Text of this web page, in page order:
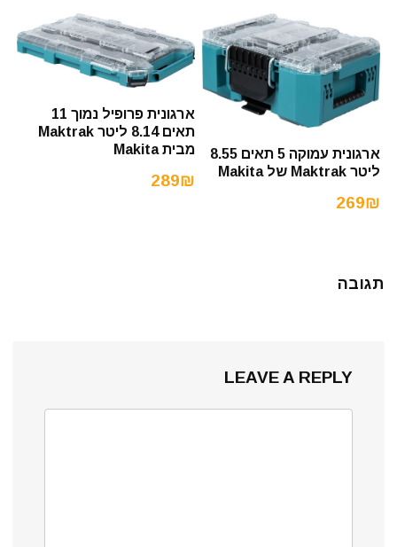
ארגונית עמוקה 5 תאים 8.55
ליטר Maktrak של Makita
269₪
ארגונית פרופיל נמוך 11
תאים 8.14 ליטר Maktrak
מבית Makita
289₪
תגובה
LEAVE A REPLY